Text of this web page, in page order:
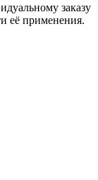
заказу
её применения.